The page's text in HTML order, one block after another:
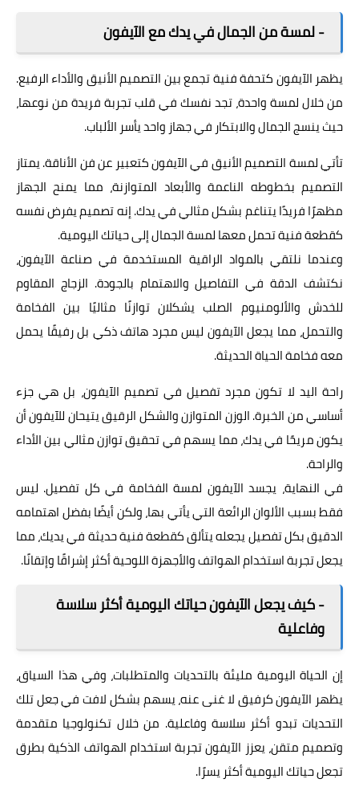
- لمسة من الجمال في يدك مع الآيفون
يظهر الآيفون كتحفة فنية تجمع بين التصميم الأنيق والأداء الرفيع.
من خلال لمسة واحدة، تجد نفسك في قلب تجربة فريدة من نوعها،
حيث ينسج الجمال والابتكار في جهاز واحد يأسر الألباب.
تأتي لمسة التصميم الأنيق في الآيفون كتعبير عن فن الأناقة. يمتاز
التصميم بخطوطه الناعمة والأبعاد المتوازنة، مما يمنح الجهاز
مظهرًا فريدًا يتناغم بشكل مثالي في يدك. إنه تصميم يفرض نفسه
كقطعة فنية تحمل معها لمسة الجمال إلى حياتك اليومية.
وعندما نلتقي بالمواد الراقية المستخدمة في صناعة الآيفون،
نكتشف الدقة في التفاصيل والاهتمام بالجودة. الزجاج المقاوم
للخدش والألومنيوم الصلب يشكلان توازنًا مثاليًا بين الفخامة
والتحمل، مما يجعل الآيفون ليس مجرد هاتف ذكي بل رفيقًا يحمل
معه فخامة الحياة الحديثة.
راحة اليد لا تكون مجرد تفصيل في تصميم الآيفون، بل هي جزء
أساسي من الخبرة. الوزن المتوازن والشكل الرقيق يتيحان للآيفون أن
يكون مريحًا في يدك، مما يسهم في تحقيق توازن مثالي بين الأداء
والراحة.
في النهاية، يجسد الآيفون لمسة الفخامة في كل تفصيل. ليس
فقط بسبب الألوان الرائعة التي يأتي بها، ولكن أيضًا بفضل اهتمامه
الدقيق بكل تفصيل يجعله يتألق كقطعة فنية حديثة في يديك، مما
يجعل تجربة استخدام الهواتف والأجهزة اللوحية أكثر إشراقًا وإتقانًا.
- كيف يجعل الآيفون حياتك اليومية أكثر سلاسة
وفاعلية
إن الحياة اليومية مليئة بالتحديات والمتطلبات، وفي هذا السياق،
يظهر الآيفون كرفيق لا غنى عنه، يسهم بشكل لافت في جعل تلك
التحديات تبدو أكثر سلاسة وفاعلية. من خلال تكنولوجيا متقدمة
وتصميم متقن، يعزز الآيفون تجربة استخدام الهواتف الذكية بطرق
تجعل حياتك اليومية أكثر يسرًا.